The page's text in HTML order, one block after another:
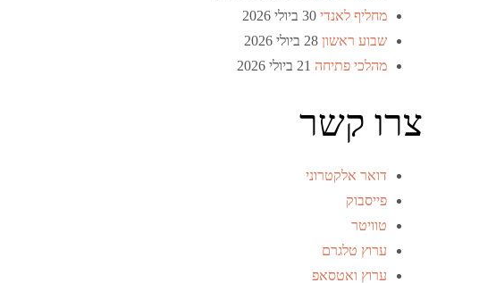
מחליף לאנדי 30 ביולי 2026
שבוע ראשון 28 ביולי 2026
מהלכי פתיחה 21 ביולי 2026
צרו קשר
דואר אלקטרוני
פייסבוק
טוויטר
ערוץ טלגרם
ערוץ ואטסאפ